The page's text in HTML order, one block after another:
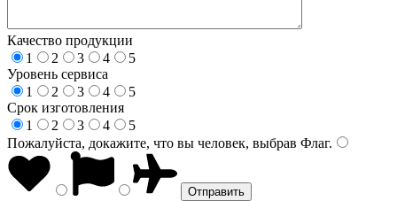
Качество продукции
1
2 3 4
5
Уровень сервиса
1
2 3 4
5
Срок изготовления
1
2 3 4
5
Пожалуйста, докажите, что вы человек, выбрав Флаг.